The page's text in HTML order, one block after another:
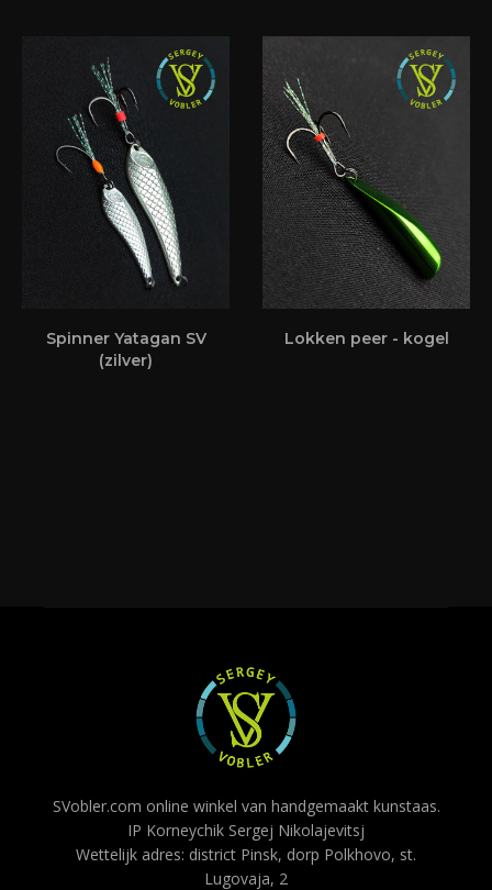
Spinner Yatagan SV
(zilver)
Lokken peer - kogel
SVobler.com online winkel van handgemaakt kunstaas.
IP Korneychik Sergej Nikolajevitsj
Wettelijk adres: district Pinsk, dorp Polkhovo, st.
Lugovaja, 2